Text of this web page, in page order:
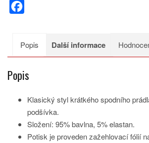
e
o
o
k
Popis Další informace
Popis
Klasický styl krátkého spodního
podšívka.
Složení: 95% bavlna, 5% elastan.
Potisk je proveden zažehlovací fólií